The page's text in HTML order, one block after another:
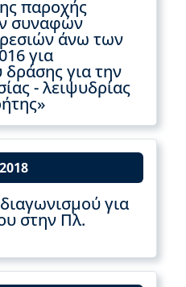
παροχής
συναφών
άνω των
για
δράσης για την
- λειψυδρίας
για
στην Πλ.